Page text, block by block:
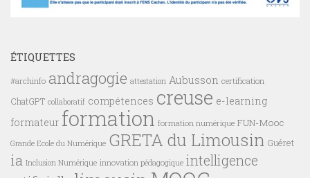
ÉTIQUETTES
#archinfo andragogie attestation Aubusson certification
ChatGPT collaboratif compétences creuse e-learning
formateur formation formation numérique FUN-Mooc
Grande Ecole du Numérique GRETA du Limousin Guéret
ia Inclusion Numérique innovation pédagogique intelligence